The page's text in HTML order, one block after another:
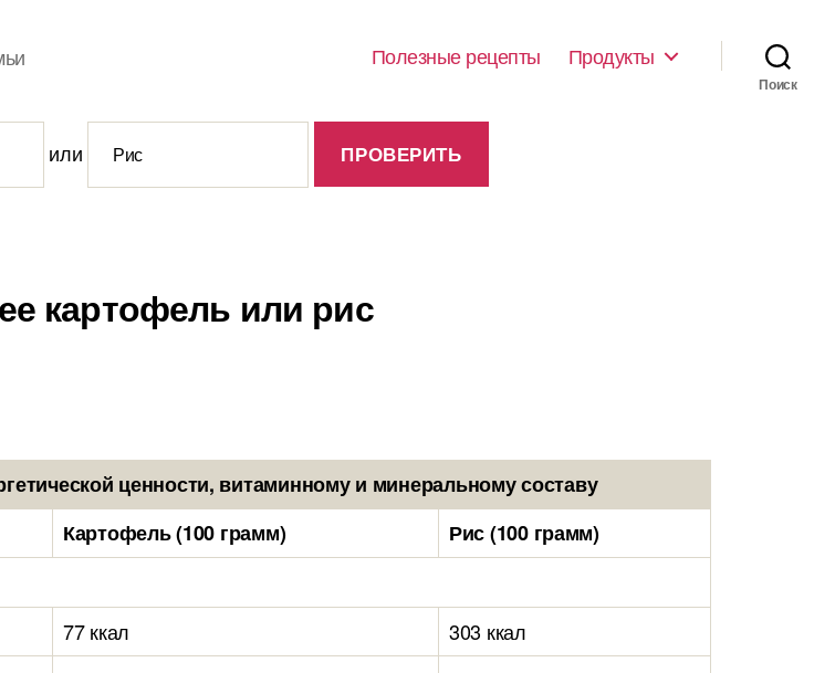
Полезные рецепты Продукты
Поиск
или
картофель или рис
ценности, витаминному и минеральному составу
Картофель (100 грамм)
Рис (100 грамм)
77 ккал
303 ккал